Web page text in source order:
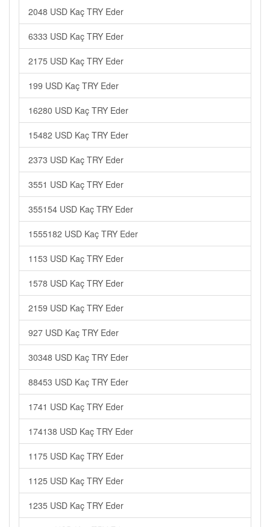
2048 USD Kaç TRY Eder
6333 USD Kaç TRY Eder
2175 USD Kaç TRY Eder
199 USD Kaç TRY Eder
16280 USD Kaç TRY Eder
15482 USD Kaç TRY Eder
2373 USD Kaç TRY Eder
3551 USD Kaç TRY Eder
355154 USD Kaç TRY Eder
1555182 USD Kaç TRY Eder
1153 USD Kaç TRY Eder
1578 USD Kaç TRY Eder
2159 USD Kaç TRY Eder
927 USD Kaç TRY Eder
30348 USD Kaç TRY Eder
88453 USD Kaç TRY Eder
1741 USD Kaç TRY Eder
174138 USD Kaç TRY Eder
1175 USD Kaç TRY Eder
1125 USD Kaç TRY Eder
1235 USD Kaç TRY Eder